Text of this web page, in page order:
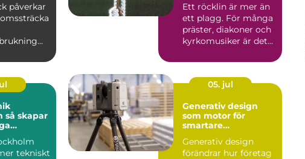
påverkar
Ett röcklin är mer än
ett plagg. För många
präster, diakoner och
kyrkomusiker är det
tekniskt
05. jul
Generativ design
som motor för
smartare
Generativ design
förändrar hur företag